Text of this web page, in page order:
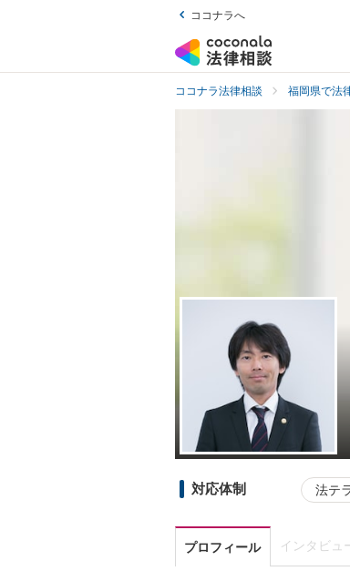
ココナラへ
ココナラ法律相談 福岡県で法
対応体制 法テ
プロフィール インタビュ